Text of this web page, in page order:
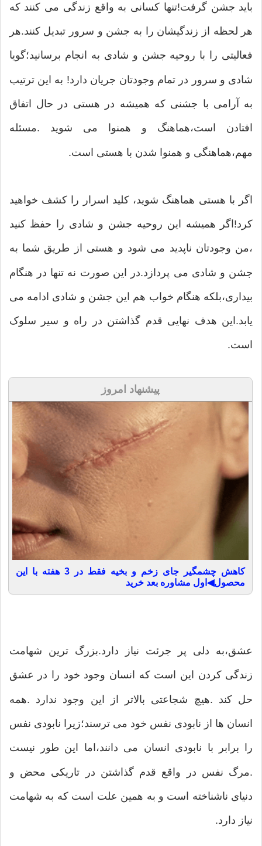
باید جشن گرفت!تنها کسانی به واقع زندگی می کنند که
هر لحظه از زندگیشان را به جشن و سرور تبدیل کنند.هر
فعالیتی را با روحیه جشن و شادی به انجام برسانید؛گویا
شادی و سرور در تمام وجودتان جریان دارد! به این ترتیب
به آرامی با جشنی که همیشه در هستی در حال اتفاق
افتادن است،هماهنگ و همنوا می شوید .مسئله
مهم،هماهنگی و همنوا شدن با هستی است.
اگر با هستی هماهنگ شوید، کلید اسرار را کشف خواهید
کرد!اگر همیشه این روحیه جشن و شادی را حفظ کنید
،من وجودتان ناپدید می شود و هستی از طریق شما به
جشن و شادی می پردازد.در این صورت نه تنها در هنگام
بیداری،بلکه هنگام خواب هم این جشن و شادی ادامه می
یابد.این هدف نهایی قدم گذاشتن در راه و سیر سلوک
است.
پیشنهاد امروز
کاهش چشمگیر جای زخم و بخیه فقط در 3 هفته با این
محصول◀اول مشاوره بعد خرید
عشق،به دلی پر جرئت نیاز دارد.بزرگ ترین شهامت
زندگی کردن این است که انسان وجود خود را در عشق
حل کند .هیچ شجاعتی بالاتر از این وجود ندارد .همه
انسان ها از نابودی نفس خود می ترسند؛زیرا نابودی نفس
را برابر با نابودی انسان می دانند،اما این طور نیست
.مرگ نفس در واقع قدم گذاشتن در تاریکی محض و
دنیای ناشناخته است و به همین علت است که به شهامت
نیاز دارد.